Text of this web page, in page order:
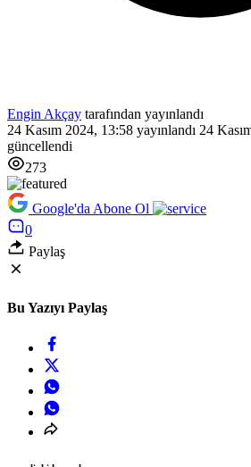
Engin Akçay tarafından yayınlandı
24 Kasım 2024, 13:58 yayınlandı 24
güncellendi
273
Google'da Abone Ol
0
Paylaş
Bu Yazıyı Paylaş